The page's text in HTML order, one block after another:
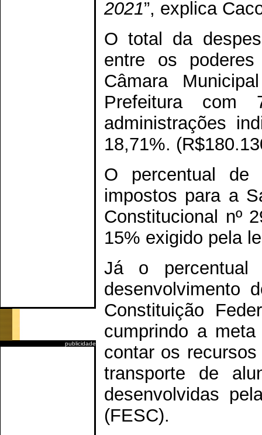
publicidade
2021”, explica
O total da
entre os
Câmara
Prefeitura com
administrações
18,71%.
O percentual de
impostos para a
Constitucional nº
15% exigido pela
Já o percentual
desenvolvimento
Constituição
cumprindo a
contar os
transporte de
desenvolvidas
(FESC).